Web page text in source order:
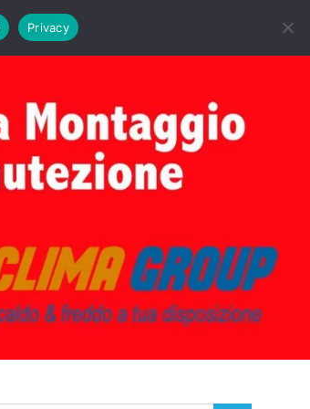
PRIMA ACCENSIONE CALDAIE BIASI
Privacy